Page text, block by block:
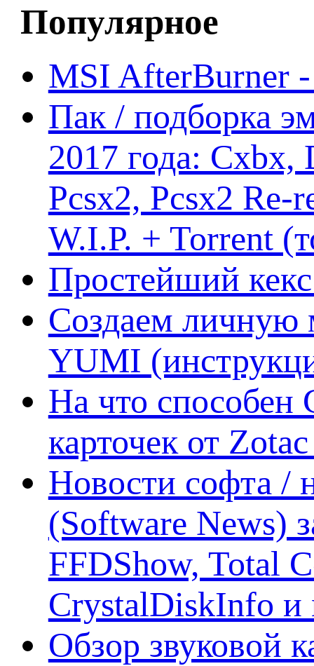
Популярное
MSI AfterBurner
Пак / подборка
2017 года:
Pcsx2, Pcsx2
W.I.P. + Torrent
Простейший кекс
Создаем личную
YUMI
На что способен
карточек от
Новости софта /
(Software News)
FFDShow, Total
CrystalDiskInfo и
Обзор звуковой